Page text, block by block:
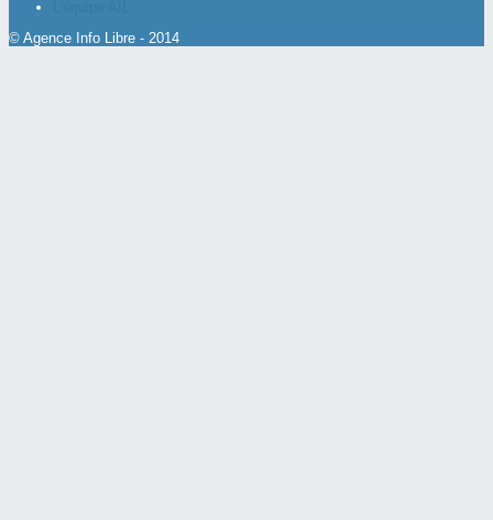
© Agence Info Libre - 2014